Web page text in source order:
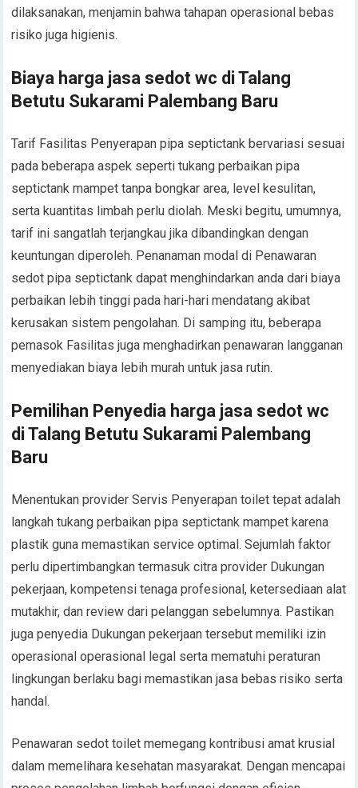
dilaksanakan, menjamin bahwa tahapan operasional bebas
risiko juga higienis.
Biaya harga jasa sedot wc di Talang
Betutu Sukarami Palembang Baru
Tarif Fasilitas Penyerapan pipa septictank bervariasi sesuai
pada beberapa aspek seperti tukang perbaikan pipa
septictank mampet tanpa bongkar area, level kesulitan,
serta kuantitas limbah perlu diolah. Meski begitu, umumnya,
tarif ini sangatlah terjangkau jika dibandingkan dengan
keuntungan diperoleh. Penanaman modal di Penawaran
sedot pipa septictank dapat menghindarkan anda dari biaya
perbaikan lebih tinggi pada hari-hari mendatang akibat
kerusakan sistem pengolahan. Di samping itu, beberapa
pemasok Fasilitas juga menghadirkan penawaran langganan
menyediakan biaya lebih murah untuk jasa rutin.
Pemilihan Penyedia harga jasa sedot wc
di Talang Betutu Sukarami Palembang
Baru
Menentukan provider Servis Penyerapan toilet tepat adalah
langkah tukang perbaikan pipa septictank mampet karena
plastik guna memastikan service optimal. Sejumlah faktor
perlu dipertimbangkan termasuk citra provider Dukungan
pekerjaan, kompetensi tenaga profesional, ketersediaan alat
mutakhir, dan review dari pelanggan sebelumnya. Pastikan
juga penyedia Dukungan pekerjaan tersebut memiliki izin
operasional operasional legal serta mematuhi peraturan
lingkungan berlaku bagi memastikan jasa bebas risiko serta
handal.
Penawaran sedot toilet memegang kontribusi amat krusial
dalam memelihara kesehatan masyarakat. Dengan mencapai